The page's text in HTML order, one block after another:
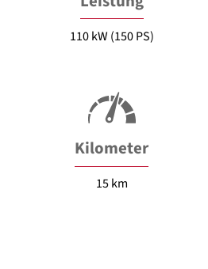
110 kW (150 PS)
Kilometer
15 km